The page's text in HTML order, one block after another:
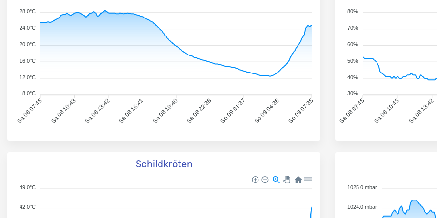
Sa 08 07:45 Sa 08 10:43 Sa 08 13:42 Sa 08 16:41 Sa 08 19:40 Sa 08 22:38 So 09 01:37 So 09 04:36 So 09 07:35
28.0°C
24.0°C
20.0°C
16.0°C
12.0°C
8.0°C
Sa 08 07:45 Sa 08 10:43 Sa 08 13:42
80%
70%
60%
50%
40%
30%
Schildkröten
49.0°C
42.0°C
1025.0 mbar
1024.0 mbar